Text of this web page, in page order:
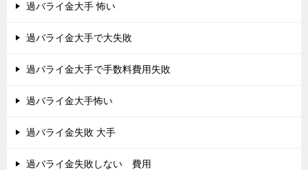
過バライ金大手 怖い
過バライ金大手で大失敗
過バライ金大手で手数料費用失敗
過バライ金大手怖い
過バライ金失敗 大手
過バライ金失敗しない 費用